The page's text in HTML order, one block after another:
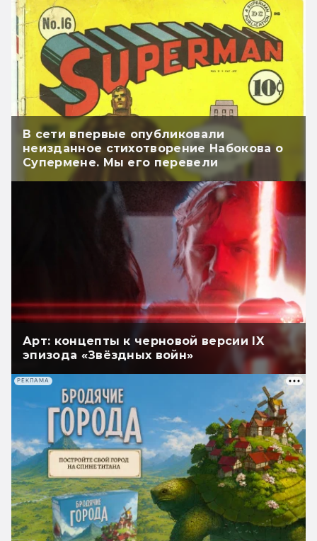
В сети впервые опубликовали
неизданное стихотворение Набокова о
Супермене. Мы его перевели
Арт: концепты к черновой версии IX
эпизода «Звёздных войн»
РЕКЛАМА